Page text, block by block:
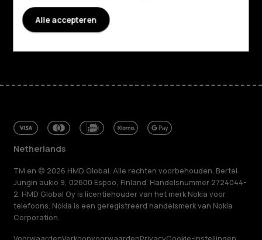
Klantenservice
Netherlands
TM en © 2026 HMD Global. Alle rechten voorbehouden. Bertel
Jungin aukio 9, 02600 Espoo, Finland. Handelsnummer 2724044-
2. HMD Global Oy is licentiehouder van het merk Nokia voor
telefoons. Nokia is een geregistreerd handelsmerk van Nokia
Corporation.
Alle accepteren